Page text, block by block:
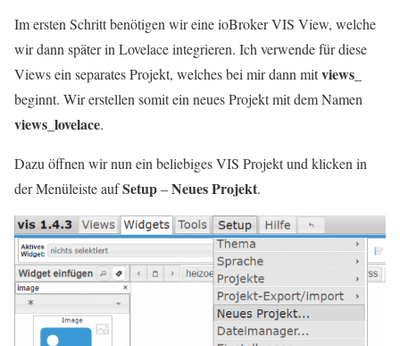
Im ersten Schritt benötigen wir eine ioBroker VIS View, welche
wir dann später in Lovelace integrieren. Ich verwende für diese
Views ein separates Projekt, welches bei mir dann mitviews_
beginnt. Wir erstellen somit ein neues Projekt mit dem Namen
views_lovelace.
Dazu öffnen wir nun ein beliebiges VIS Projekt und klicken in
der Menüleiste aufSetup–Neues Projekt.